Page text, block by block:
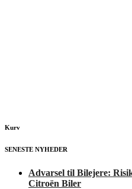
Kurv
SENESTE NYHEDER
Advarsel til Bilejere:
Citroën Biler